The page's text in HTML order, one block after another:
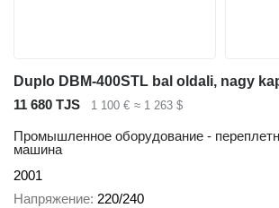
Duplo DBM-400STL bal oldali, nagy
11 680 TJS
1 100 € ≈ 1 263 $
Промышленное оборудование -
машина
2001
Напряжение 220/240